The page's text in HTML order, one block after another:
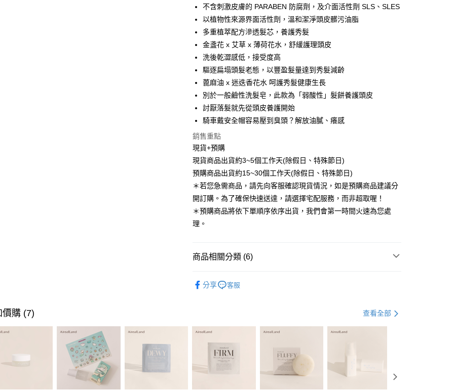
1.分期款項不併入電信帳單，「大哥付你分期」於每月結算日後寄送繳費提
醒簡訊。
2.透過簡訊連結打開帳單後，可選擇「超商條碼／台灣大直營門市／銀行轉
帳／街口支付／iPASS MONEY」等通路繳費。
【注意事項】
1.本服務係由「台灣大哥大股份有限公司」（以下簡稱本公司）所提供，讓
用戶於交易時，得透過本服務購買商品或服務，並由商店將買賣／分期付
款買賣價金債權讓與本公司後，依約使用本公司帳單繳交帳款。
2.基於同意付款使用「大哥付你分期」之契約關係目的，商店將以您的個人
資料（包含姓名、電話或地址）提供予台灣大哥大進項蒐集、處理及利
用，由本公司與您本人進行分期帳單所需資料之確認、核對及更正。
付款後全家取貨
每筆NT$80，滿NT$588(含以上)免運費
萊爾富取貨付款
付款後萊爾富取貨
每筆NT$80，滿NT$888(含以上)免運費
7-11取貨付款
每筆NT$80，滿NT$888(含以上)免運費
付款後7-11取貨
每筆NT$80，滿NT$888(含以上)免運費
每筆NT$80，滿NT$888(含以上)免運費
離島
每筆NT$220
不含刺激皮膚的 PARABEN 防腐劑，及介面活性劑 SLS、SLES
以植物性來源界面活性劑，溫和潔淨頭皮髒污油脂
多重植萃配方滲透髮芯，養護秀髮
金盞花 x 艾草 x 薄荷花水，舒緩護理頭皮
洗後乾澀感低，接受度高
驅逐扁塌頭髮老態，以豐盈髮量達到秀髮減齡
蓖麻油 x 迷迭香花水 呵護秀髮健康生長
別於一般鹼性洗髮皂，此款為「弱酸性」髮餅養護頭皮
討厭落髮就先從頭皮養護開始
騎車戴安全帽容易壓到臭頭？解放油膩、癢感
銷售重點
現貨+預購
現貨商品出貨約3~5個工作天(除假日、特殊節日)
預購商品出貨約15~30個工作天(除假日、特殊節日)
＊若您急需商品，請先向客服確認現貨情況，如是預購商品建議分
開訂購。為了確保快速送達，請選擇宅配服務，而非超取喔！
＊預購商品將依下單順序依序出貨，我們會第一時間火速為您處
理。
商品相關分類 (6)
全站商品
髮膚保養
霸氣送好禮，賺$888現金💰送正貨3選1+保送SVIP資格
分享 客服
價購 (7) 查看全部